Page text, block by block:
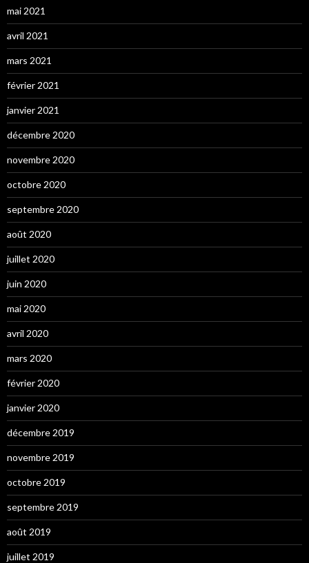
mai 2021
avril 2021
mars 2021
février 2021
janvier 2021
décembre 2020
novembre 2020
octobre 2020
septembre 2020
août 2020
juillet 2020
juin 2020
mai 2020
avril 2020
mars 2020
février 2020
janvier 2020
décembre 2019
novembre 2019
octobre 2019
septembre 2019
août 2019
juillet 2019